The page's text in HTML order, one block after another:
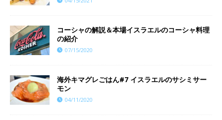
コーシャの解説＆本場イスラエルのコーシャ料理
の紹介
07/15/2020
海外キマグレごはん#7 イスラエルのサシミサー
モン
04/11/2020